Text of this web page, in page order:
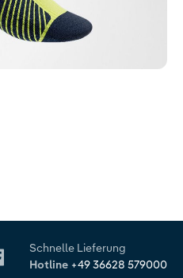
von 5 von 5 Sternen
Schnelle Lieferung
Hotline +49 36628 579000